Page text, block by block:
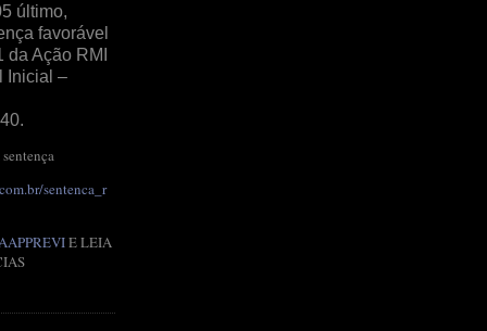
último,
favorável
da Ação RMI
Inicial –
sentenca_r
AAPPREVIE LEIA